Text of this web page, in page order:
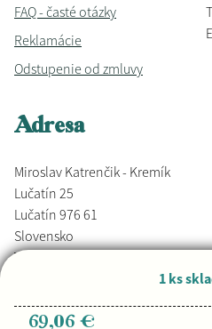
1 ks
69,06 €
FAQ - časté otázky
Reklamácie
Odstupenie od zmluvy
Adresa
Miroslav Katrenčik - Kremík
Lučatín 25
Lučatín 976 61
Slovensko